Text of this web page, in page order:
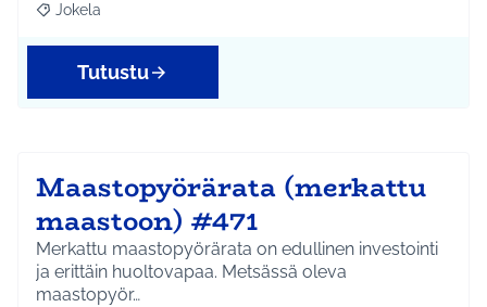
Rajaa tulokset aihepiirin mukaan: Jokela
Jokela
Tutustu
Maastopyörärata (merkattu
maastoon) #471
Merkattu maastopyörärata on edullinen investointi
ja erittäin huoltovapaa. Metsässä oleva
maastopyör…